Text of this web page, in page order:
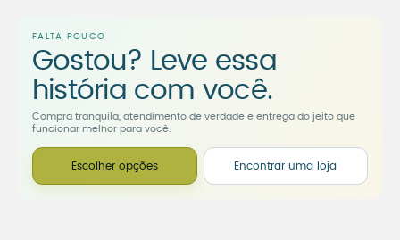
FALTA POUCO
Gostou? Leve essa
história com você.
Compra tranquila, atendimento de verdade e entrega do jeito que
funcionar melhor para você.
Escolher opções Encontrar uma loja